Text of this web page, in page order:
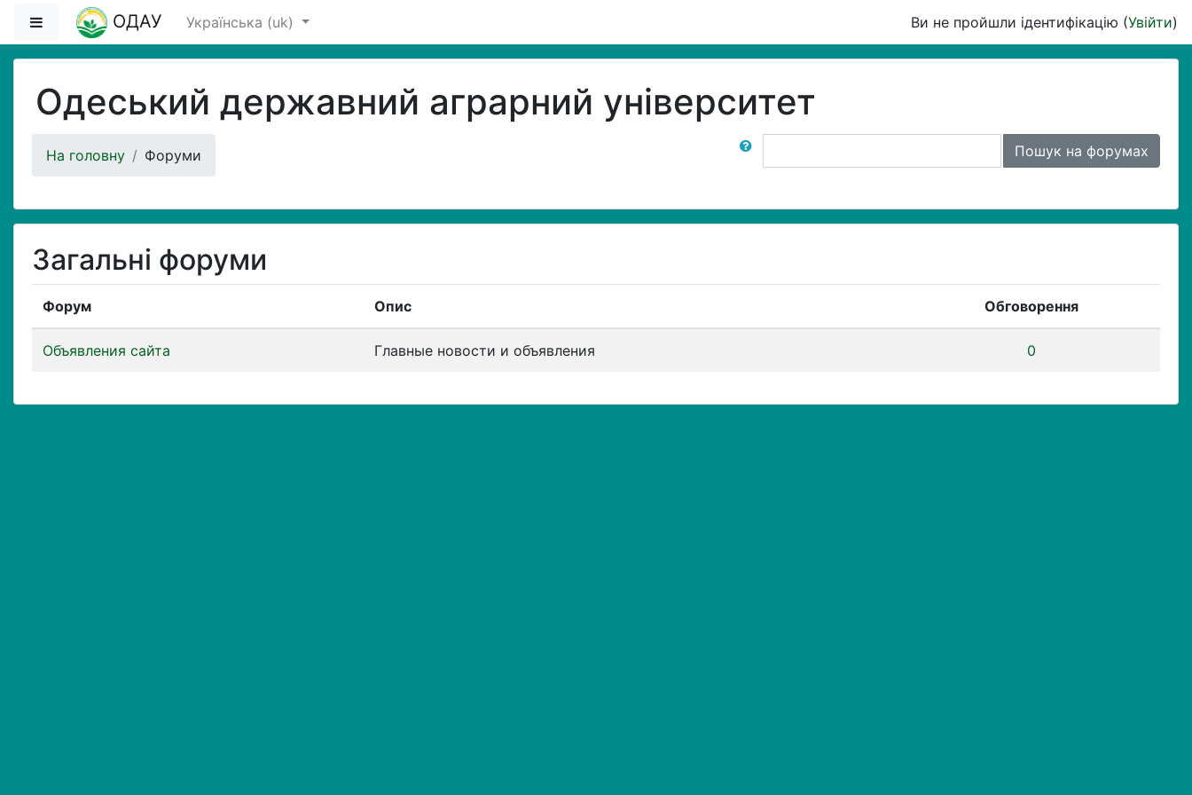
Перейти до головного вмісту
Бокова панель
ОДАУ Українська ‎(uk)‎ Ви не пройшли ідентифікацію (Увійти)
Одеський державний аграрний університет
На головну Форуми
Пошук на форумах
Загальні форуми
Форум Опис Обговорення
Объявления сайта Главные новости и объявления 0